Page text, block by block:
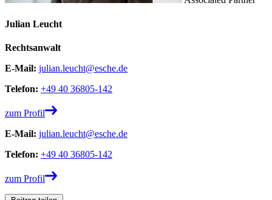
Julian Leucht
Rechtsanwalt
E-Mail: julian.leucht@esche.de
Telefon: +49 40 36805-142
zum Profil
E-Mail: julian.leucht@esche.de
Telefon: +49 40 36805-142
zum Profil